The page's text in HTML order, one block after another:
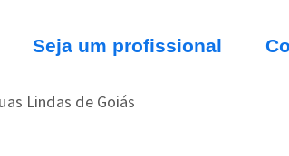
Seja um profissional
Lindas de Goiás